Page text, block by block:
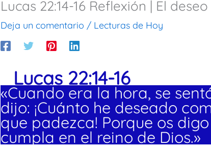
Lucas 22:14-16 Reflexión | El
Deja un comentario / Lecturas de Hoy
Lucas 22:14-16
«Cuando era la hora, se
dijo: ¡Cuánto he deseado
que padezca! Porque os
cumpla en el reino de Dios.»